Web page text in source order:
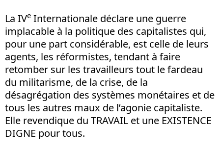
La IVe Internationale déclare une guerre
implacable à la politique des capitalistes qui,
pour une part considérable, est celle de leurs
agents, les réformistes, tendant à faire
retomber sur les travailleurs tout le fardeau
du militarisme, de la crise, de la
désagrégation des systèmes monétaires et de
tous les autres maux de l’agonie capitaliste.
Elle revendique du TRAVAIL et une EXISTENCE
DIGNE pour tous.